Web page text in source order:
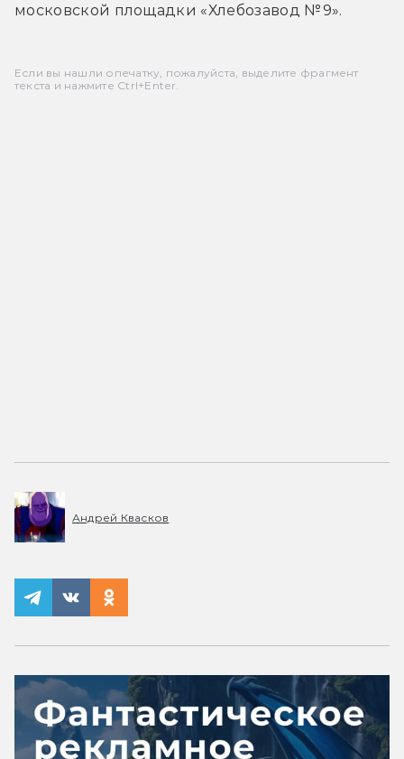
московской площадки «Хлебозавод №9».
Если вы нашли опечатку, пожалуйста, выделите фрагмент
текста и нажмите Ctrl+Enter.
Андрей Квасков